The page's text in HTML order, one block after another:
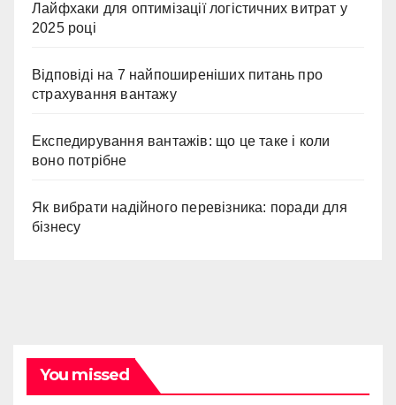
Лайфхаки для оптимізації логістичних витрат у
2025 році
Відповіді на 7 найпоширеніших питань про
страхування вантажу
Експедирування вантажів: що це таке і коли
воно потрібне
Як вибрати надійного перевізника: поради для
бізнесу
You missed